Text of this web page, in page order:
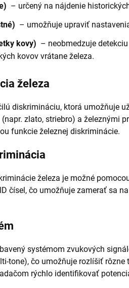
– určený na nájdenie
– umožňuje upraviť
kovy) – neobmedzuje
kovov vrátane železa.
železa
diskrimináciu, ktorá umožňuje
zlato, striebro) a železnými
funkcie železnej diskriminácie.
železa je možné
čísel, čo umožňuje zamerať sa
systémom zvukových
tone), čo umožňuje rozlíšiť
rýchlo identifikovať